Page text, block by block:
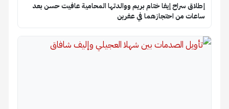
إطلاق سراح إيفا ختام بريم ووالدتها المحامية عافيت حسن بعد
ساعات من احتجازهما في عفرين